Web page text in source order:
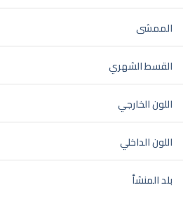
الممشى
القسط الشهري
اللون الخارجي
اللون الداخلي
بلد المنشأ